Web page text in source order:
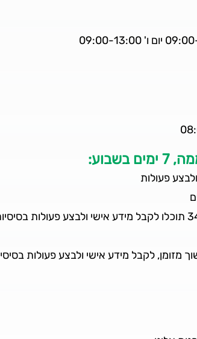
פעולות
ובמוקד הטלבנק *3477 תוכלו לקבל מידע אישי ולבצע
מזומן, לקבל מידע אישי ולבצע פעולות